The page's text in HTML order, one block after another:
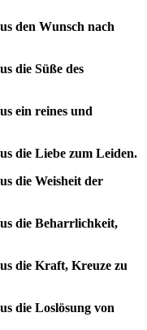
den Wunsch nach
die Süße des
ein reines und
die Liebe zum Leiden.
die Weisheit der
die Beharrlichkeit,
die Kraft, Kreuze zu
die Loslösung von